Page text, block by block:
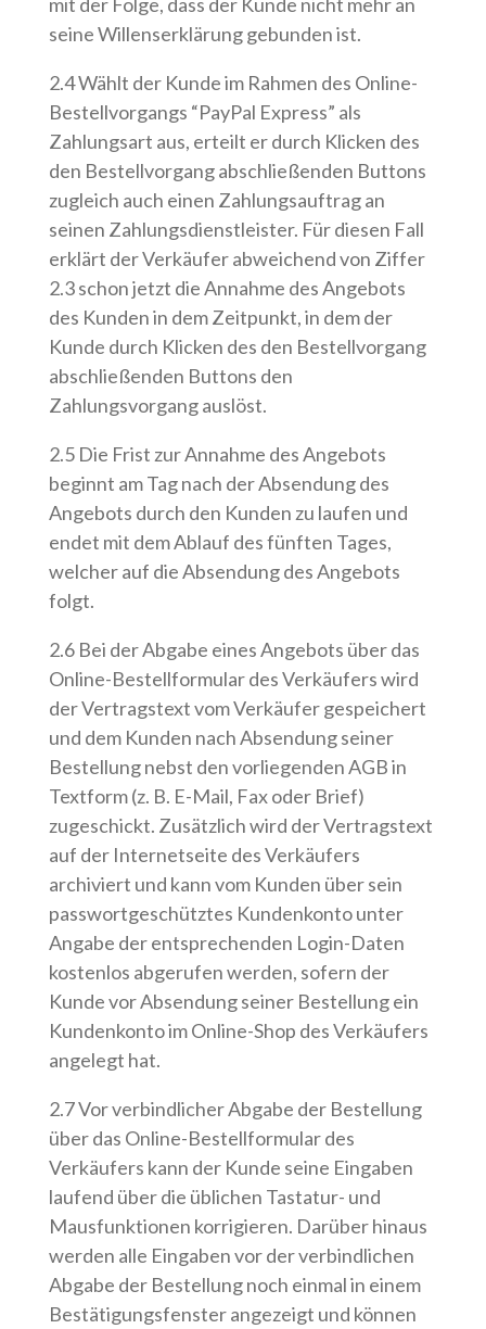
seine Willenserklärung gebunden ist.
2.4 Wählt der Kunde im Rahmen des Online-
Bestellvorgangs “PayPal Express” als
Zahlungsart aus, erteilt er durch Klicken des
den Bestellvorgang abschließenden Buttons
zugleich auch einen Zahlungsauftrag an
seinen Zahlungsdienstleister. Für diesen Fall
erklärt der Verkäufer abweichend von Ziffer
2.3 schon jetzt die Annahme des Angebots
des Kunden in dem Zeitpunkt, in dem der
Kunde durch Klicken des den Bestellvorgang
abschließenden Buttons den
Zahlungsvorgang auslöst.
2.5 Die Frist zur Annahme des Angebots
beginnt am Tag nach der Absendung des
Angebots durch den Kunden zu laufen und
endet mit dem Ablauf des fünften Tages,
welcher auf die Absendung des Angebots
folgt.
2.6 Bei der Abgabe eines Angebots über das
Online-Bestellformular des Verkäufers wird
der Vertragstext vom Verkäufer gespeichert
und dem Kunden nach Absendung seiner
Bestellung nebst den vorliegenden AGB in
Textform (z. B. E-Mail, Fax oder Brief)
zugeschickt. Zusätzlich wird der Vertragstext
auf der Internetseite des Verkäufers
archiviert und kann vom Kunden über sein
passwortgeschütztes Kundenkonto unter
Angabe der entsprechenden Login-Daten
kostenlos abgerufen werden, sofern der
Kunde vor Absendung seiner Bestellung ein
Kundenkonto im Online-Shop des Verkäufers
angelegt hat.
2.7 Vor verbindlicher Abgabe der Bestellung
über das Online-Bestellformular des
Verkäufers kann der Kunde seine Eingaben
laufend über die üblichen Tastatur- und
Mausfunktionen korrigieren. Darüber hinaus
werden alle Eingaben vor der verbindlichen
Abgabe der Bestellung noch einmal in einem
Bestätigungsfenster angezeigt und können